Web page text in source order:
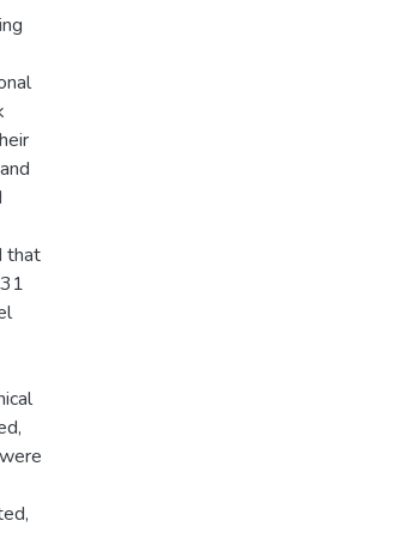
that